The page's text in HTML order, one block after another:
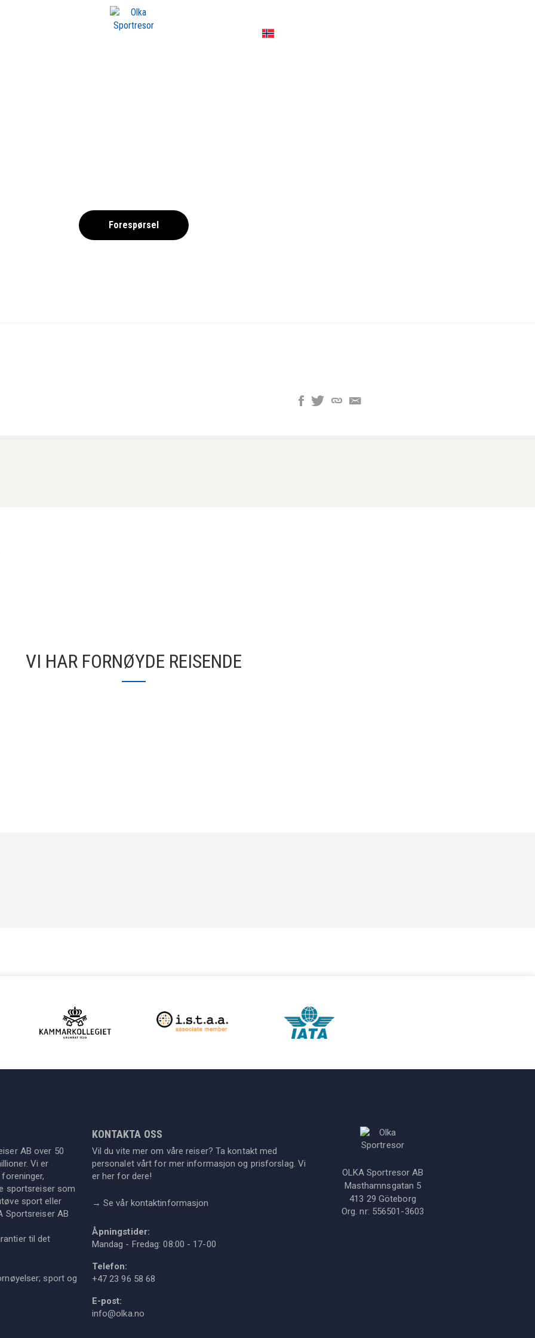
Forespørsel
VI HAR FORNØYDE REISENDE
AB over 50
Vi er
sportsreiser som
sport eller
Sportsreiser AB
til det
sport og
KONTAKTA OSS
Vil du vite mer om våre reiser? Ta kontakt med
personalet vårt for mer informasjon og prisforslag. Vi
er her for dere!
→ Se vår kontaktinformasjon
Åpningstider:
Mandag - Fredag: 08:00 - 17-00
Telefon:
+47 23 96 58 68
E-post:
info@olka.no
OLKA Sportresor AB
Masthamnsgatan 5
413 29 Göteborg
Org. nr: 556501-3603